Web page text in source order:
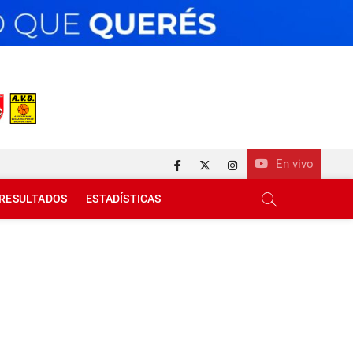
En vivo
facebook
twitterinstagram
RESULTADOS ESTADÍSTICAS